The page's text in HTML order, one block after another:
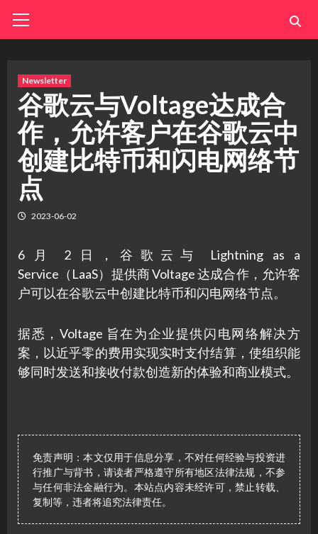
Menu
Newsletter
谷歌云与Voltage达成合
作，允许客户在谷歌云中
创建比特币和闪电网络节
点
2023-06-02
6 月 2 日，谷歌云与 Lightning as a
Service（LaaS）提供商 Voltage 达成合作，允许客
户可以在谷歌云中创建比特币和闪电网络节点。
据悉，Voltage 旨在为企业提供闪电网络解决方
案，以近乎零的费用实现实时支付结算，使组织能
够同时发送和接收付款创造新的体验和商业模式。
免责声明：本文仅用于信息分享，不对任何经验与投资进
行推广与背书，请读者严格遵守所有地区法律法规，不参
与任何非法金融行为。本站点内容未经许可，禁止转载、
复制等，违者将追究法律责任。